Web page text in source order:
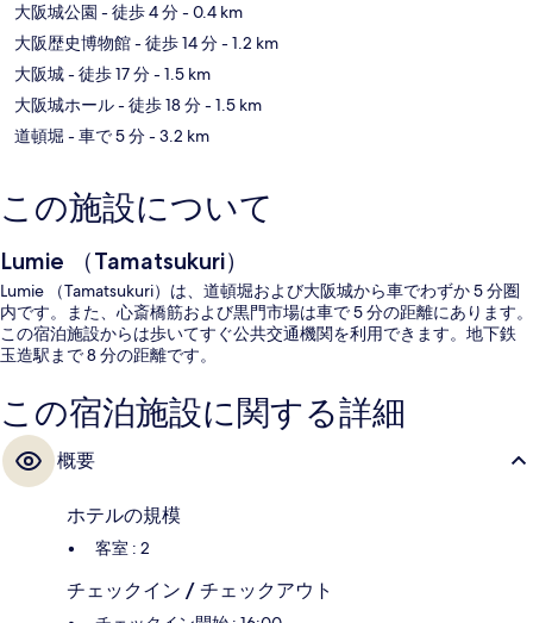
大阪城公園 - 徒歩 4 分- 0.4 km
大阪歴史博物館- 徒歩 14 分- 1.2 km
大阪城- 徒歩 17 分- 1.5 km
大阪城ホール- 徒歩 18 分- 1.5 km
道頓堀 - 車で 5 分- 3.2 km
この施設について
Lumie （Tamatsukuri）
Lumie （Tamatsukuri）は、道頓堀および大阪城から車でわずか 5 分圏
内です。また、心斎橋筋および黒門市場は車で 5 分の距離にあります。
この宿泊施設からは歩いてすぐ公共交通機関を利用できます。地下鉄
玉造駅まで 8 分の距離です。
この宿泊施設に関する詳細
概要
ホテルの規模
客室 : 2
チェックイン / チェックアウト